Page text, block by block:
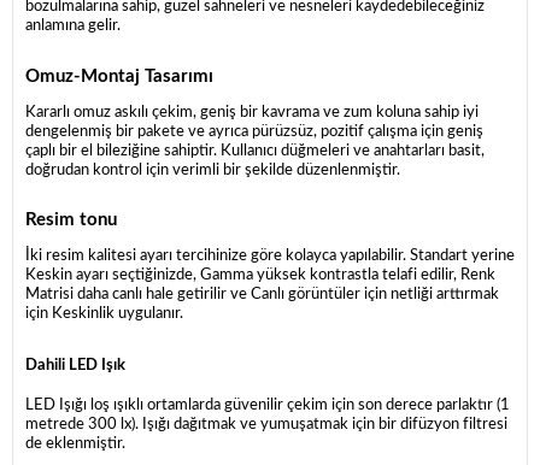
bozulmalarına sahip, güzel sahneleri ve nesneleri kaydedebileceğiniz
anlamına gelir.
Omuz-Montaj Tasarımı
Kararlı omuz askılı çekim, geniş bir kavrama ve zum koluna sahip iyi
dengelenmiş bir pakete ve ayrıca pürüzsüz, pozitif çalışma için geniş
çaplı bir el bileziğine sahiptir. Kullanıcı düğmeleri ve anahtarları basit,
doğrudan kontrol için verimli bir şekilde düzenlenmiştir.
Resim tonu
İki resim kalitesi ayarı tercihinize göre kolayca yapılabilir. Standart yerine
Keskin ayarı seçtiğinizde, Gamma yüksek kontrastla telafi edilir, Renk
Matrisi daha canlı hale getirilir ve Canlı görüntüler için netliği arttırmak
için Keskinlik uygulanır.
Dahili LED Işık
LED Işığı loş ışıklı ortamlarda güvenilir çekim için son derece parlaktır (1
metrede 300 lx). Işığı dağıtmak ve yumuşatmak için bir difüzyon filtresi
de eklenmiştir.